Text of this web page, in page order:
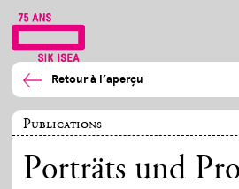
Retour à l’aperçu
Publications
Porträts und